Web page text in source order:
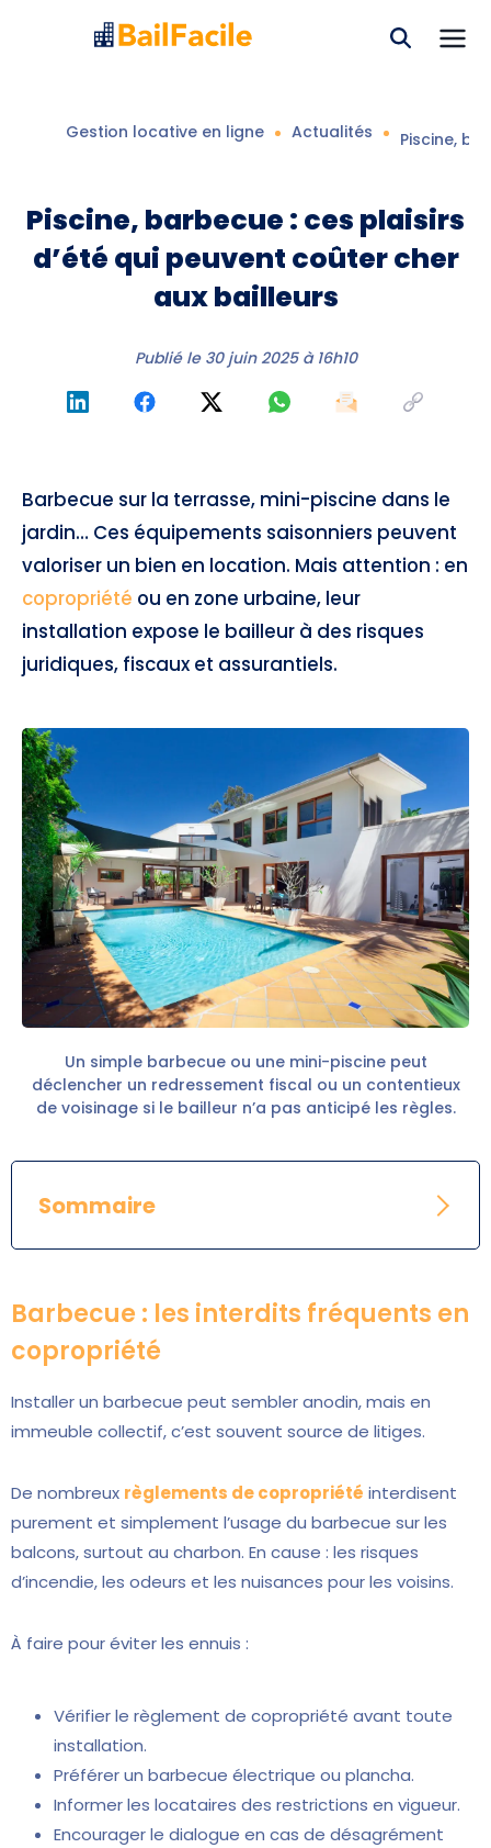
Gestion locative en ligne Actualités Piscine,
Piscine, barbecue : ces plaisirs
d’été qui peuvent coûter cher
aux bailleurs
Publié le 30 juin 2025 à 16h10
Barbecue sur la terrasse, mini-piscine dans le
jardin… Ces équipements saisonniers peuvent
valoriser un bien en location. Mais attention : en
copropriété ou en zone urbaine, leur
installation expose le bailleur à des risques
juridiques, fiscaux et assurantiels.
Un simple barbecue ou une mini-piscine peut
déclencher un redressement fiscal ou un contentieux
de voisinage si le bailleur n’a pas anticipé les règles.
Sommaire
Barbecue : les interdits fréquents en
copropriété
Installer un barbecue peut sembler anodin, mais en
immeuble collectif, c’est souvent source de litiges.
De nombreux règlements de copropriété interdisent
purement et simplement l’usage du barbecue sur les
balcons, surtout au charbon. En cause : les risques
d’incendie, les odeurs et les nuisances pour les voisins.
À faire pour éviter les ennuis :
Vérifier le règlement de copropriété avant toute
installation.
Préférer un barbecue électrique ou plancha.
Informer les locataires des restrictions en vigueur.
Encourager le dialogue en cas de désagrément